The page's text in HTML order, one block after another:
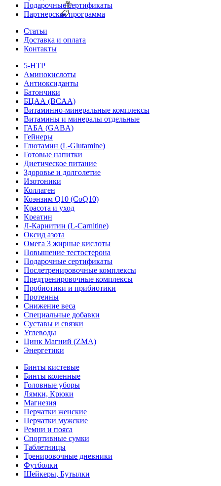
Подарочные сертификаты
Партнерская программа
Статьи
Доставка и оплата
Контакты
5-HTP
Аминокислоты
Антиоксиданты
Батончики
БЦАА (BCAA)
Витаминно-минеральные комплексы
Витамины и минералы отдельные
ГАБА (GABA)
Гейнеры
Глютамин (L-Glutamine)
Готовые напитки
Диетическое питание
Здоровье и долголетие
Изотоники
Коллаген
Коэнзим Q10 (CoQ10)
Красота и уход
Креатин
Л-Карнитин (L-Сarnitine)
Оксид азота
Омега 3 жирные кислоты
Повышение тестостерона
Подарочные сертификаты
Послетренировочные комплексы
Предтренировочные комплексы
Пробиотики и прибиотики
Протеины
Снижение веса
Специальные добавки
Суставы и связки
Углеводы
Цинк Магний (ZMA)
Энергетики
Бинты кистевые
Бинты коленные
Головные уборы
Лямки, Крюки
Магнезия
Перчатки женские
Перчатки мужские
Ремни и пояса
Спортивные сумки
Таблетницы
Тренировочные дневники
Футболки
Шейкеры, Бутылки